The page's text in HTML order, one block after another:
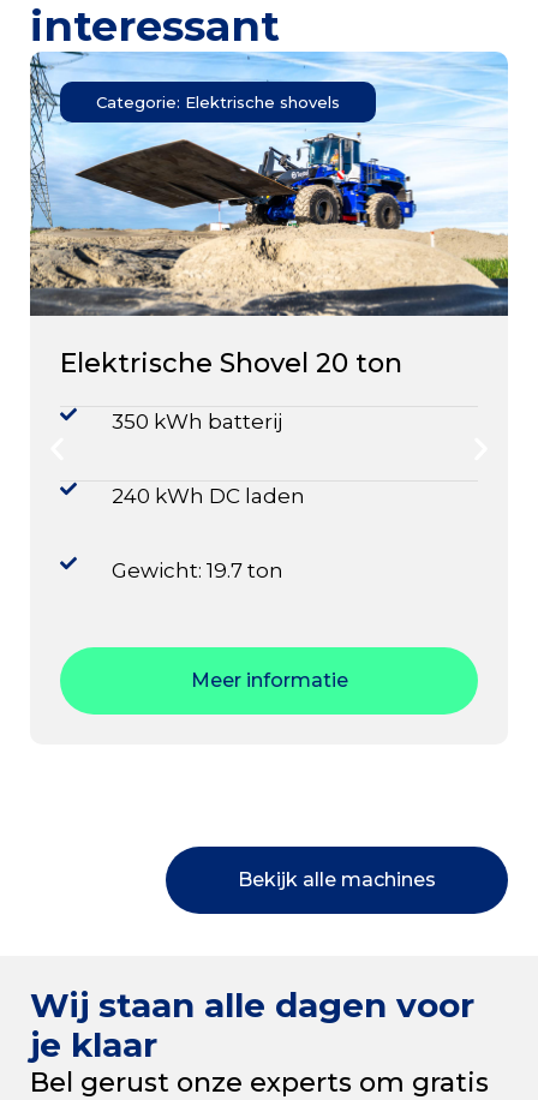
interessant
Categorie: Elektrische shovels
Elektrische Shovel 20 ton
350 kWh batterij
240 kWh DC laden
Gewicht: 19.7 ton
Meer informatie
Bekijk alle machines
Wij staan alle dagen voor
je klaar
Bel gerust onze experts om gratis